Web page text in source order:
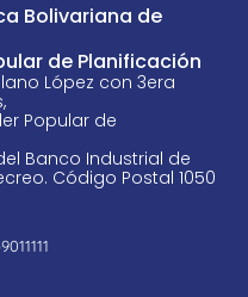
Bolivariana de
de Planificación
López con 3era
Popular de
Banco Industrial de
Código Postal 1050